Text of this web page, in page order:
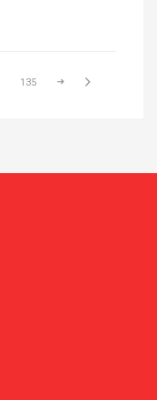
135